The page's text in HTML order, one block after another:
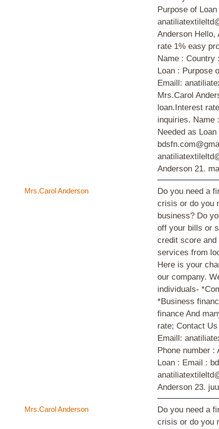
Purpose of
Anderson Hello,
rate 1% easy
Name : Country
Loan : Purpose
Emaill:
Mrs.Carol
loan.Interest
inquiries. Name
Needed as
Anderson 21.
Mrs.Carol Anderson
Do you need a
crisis or do you
business? Do
off your bills or
credit score
services from
Here is your
our company.
individuals-
*Business
finance And
rate; Contact
Emaill:
Phone number :
Loan : Email :
Anderson 23.
Mrs.Carol Anderson
Do you need a
crisis or do you